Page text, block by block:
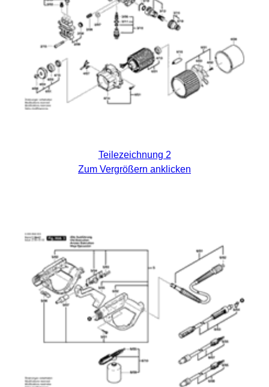
Teilezeichnung 2
Zum Vergrößern anklicken